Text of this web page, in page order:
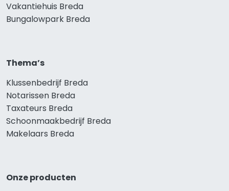
Vakantiehuis Breda
Bungalowpark Breda
Thema’s
Klussenbedrijf Breda
Notarissen Breda
Taxateurs Breda
Schoonmaakbedrijf Breda
Makelaars Breda
Onze producten